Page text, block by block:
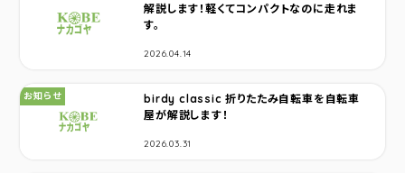
解説します！軽くてコンパクトなのに走れま
す。
2026.04.14
birdy classic 折りたたみ自転車を自転車
屋が解説します！
カテゴリ：
お知らせ
2026.03.31